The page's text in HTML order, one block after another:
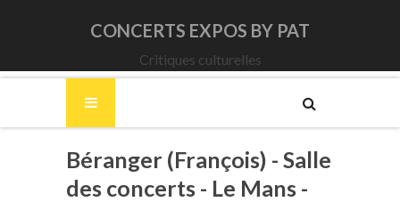
CONCERTS EXPOS BY PAT
Critiques culturelles
Béranger (François) - Salle
des concerts - Le Mans -